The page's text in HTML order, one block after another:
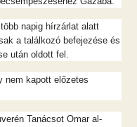
napig hírzárlat alatt
a találkozó befejezése és
után oldott fel.
nem kapott előzetes
Tanácsot Omar al-